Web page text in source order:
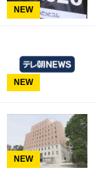
NEW
NEW
NEW